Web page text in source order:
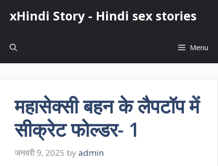
xHindi Story - Hindi sex stories
Menu
महासेक्सी बहन के लैपटॉप में
सीक्रेट फोल्डर- 1
जनवरी 9, 2025 by admin